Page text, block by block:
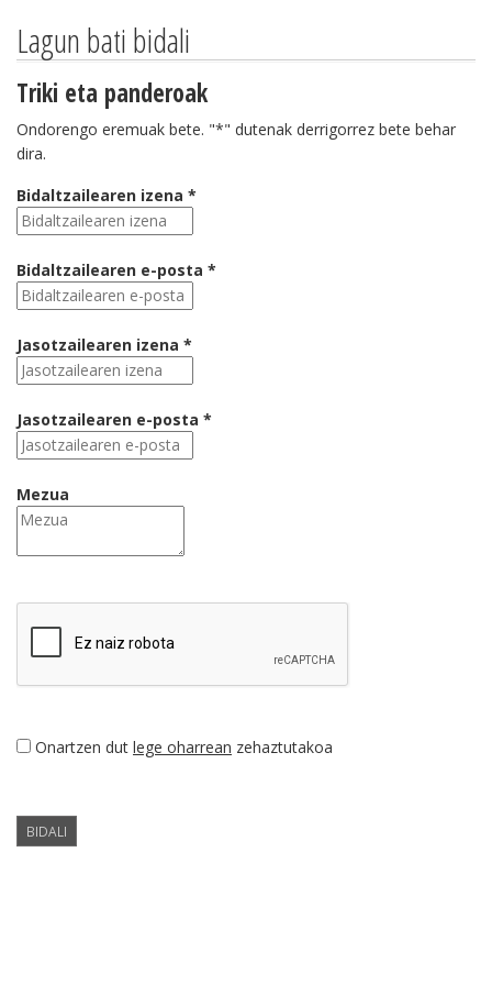
Lagun bati bidali
Triki eta panderoak
Ondorengo eremuak bete. "*" dutenak derrigorrez bete behar
dira.
Bidaltzailearen izena *
Bidaltzailearen e-posta *
Jasotzailearen izena *
Jasotzailearen e-posta *
Mezua
Onartzen dut lege oharrean zehaztutakoa
BIDALI